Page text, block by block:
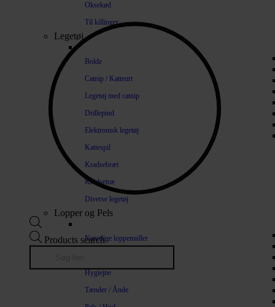
Oksekød
Til killinger
Legetøj
Bolde
Catnip / Katteurt
Legetøj med catnip
Drillepind
Elektronisk legetøj
Kattespil
Kradsebræt
Kradsetræ
Diverse legetøj
Lopper og Pels
Naturlige loppemidler
Hygiejne
Tænder / Ånde
Products search